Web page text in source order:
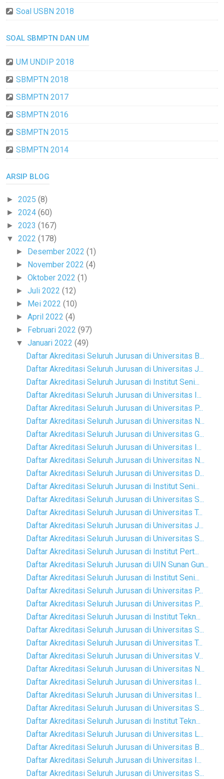
Soal USBN 2018
SOAL SBMPTN DAN UM
UM UNDIP 2018
SBMPTN 2018
SBMPTN 2017
SBMPTN 2016
SBMPTN 2015
SBMPTN 2014
ARSIP BLOG
► 2025 (8)
► 2024 (60)
► 2023 (167)
▼ 2022 (178)
► Desember 2022(1)
► November 2022(4)
►Oktober 2022(1)
►Juli 2022(12)
► Mei 2022(10)
►April 2022(4)
► Februari 2022(97)
▼Januari 2022(49)
Daftar Akreditasi Seluruh Jurusan di Universitas B...
Daftar Akreditasi Seluruh Jurusan di Universitas J...
Daftar Akreditasi Seluruh Jurusan di Institut Seni...
Daftar Akreditasi Seluruh Jurusan di Universitas I...
Daftar Akreditasi Seluruh Jurusan di Universitas P...
Daftar Akreditasi Seluruh Jurusan di Universitas N...
Daftar Akreditasi Seluruh Jurusan di Universitas G...
Daftar Akreditasi Seluruh Jurusan di Universitas I...
Daftar Akreditasi Seluruh Jurusan di Universitas N...
Daftar Akreditasi Seluruh Jurusan di Universitas D...
Daftar Akreditasi Seluruh Jurusan di Institut Seni...
Daftar Akreditasi Seluruh Jurusan di Universitas S...
Daftar Akreditasi Seluruh Jurusan di Universitas T...
Daftar Akreditasi Seluruh Jurusan di Universitas J...
Daftar Akreditasi Seluruh Jurusan di Universitas S...
Daftar Akreditasi Seluruh Jurusan di Institut Pert...
Daftar Akreditasi Seluruh Jurusan di UIN Sunan Gun...
Daftar Akreditasi Seluruh Jurusan di Institut Seni...
Daftar Akreditasi Seluruh Jurusan di Universitas P...
Daftar Akreditasi Seluruh Jurusan di Universitas P...
Daftar Akreditasi Seluruh Jurusan di Institut Tekn...
Daftar Akreditasi Seluruh Jurusan di Universitas S...
Daftar Akreditasi Seluruh Jurusan di Universitas T...
Daftar Akreditasi Seluruh Jurusan di Universitas V...
Daftar Akreditasi Seluruh Jurusan di Universitas N...
Daftar Akreditasi Seluruh Jurusan di Universitas I...
Daftar Akreditasi Seluruh Jurusan di Universitas I...
Daftar Akreditasi Seluruh Jurusan di Universitas S...
Daftar Akreditasi Seluruh Jurusan di Institut Tekn...
Daftar Akreditasi Seluruh Jurusan di Universitas L...
Daftar Akreditasi Seluruh Jurusan di Universitas B...
Daftar Akreditasi Seluruh Jurusan di Universitas I...
Daftar Akreditasi Seluruh Jurusan di Universitas S...